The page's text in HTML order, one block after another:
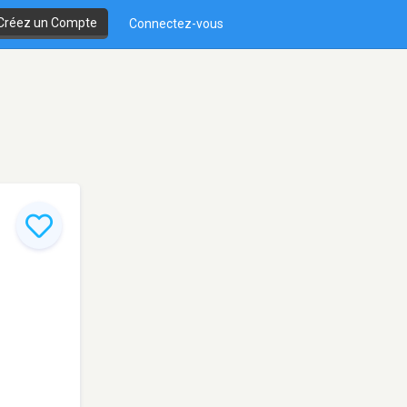
un Compte Connectez-vous